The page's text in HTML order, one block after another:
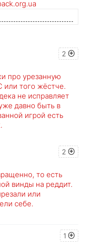
2
про урезанную
или того жёстче.
не исправляет
давно быть в
игрой есть
2
то есть
винды на реддит.
или
себе.
1